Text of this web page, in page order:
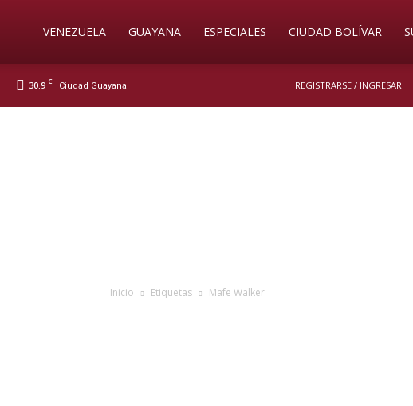
SoyVENEZUELA GUAYANA ESPECIALES CIUDAD BOLÍVAR
30.9 C Ciudad Guayana REGISTRARSE / INGRESAR
Inicio Etiquetas Mafe Walker